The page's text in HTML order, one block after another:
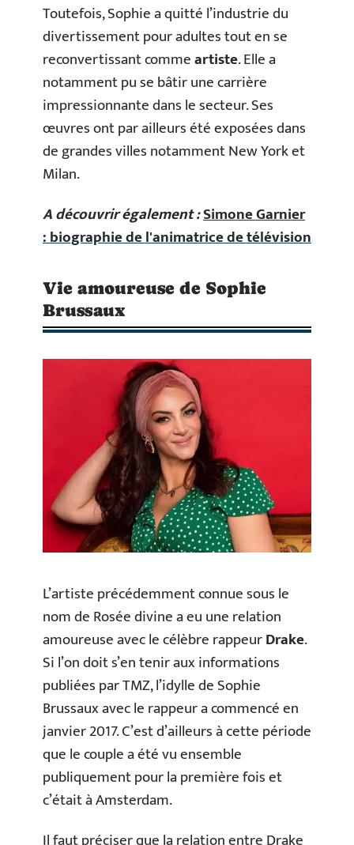
Toutefois, Sophie a quitté l’industrie du
divertissement pour adultes tout en se
reconvertissant commeartiste. Elle a
notamment pu se bâtir une carrière
impressionnante dans le secteur. Ses
œuvres ont par ailleurs été exposées dans
de grandes villes notamment New York et
Milan.
A découvrir également :Simone Garnier
: biographie de l'animatrice de télévision
Vie amoureuse de Sophie
Brussaux
L’artiste précédemment connue sous le
nom de Rosée divine a eu une relation
amoureuse avec le célèbre rappeurDrake.
Si l’on doit s’en tenir aux informations
publiées par TMZ, l’idylle de Sophie
Brussaux avec le rappeur a commencé en
janvier 2017. C’est d’ailleurs à cette période
que le couple a été vu ensemble
publiquement pour la première fois et
c’était à Amsterdam.